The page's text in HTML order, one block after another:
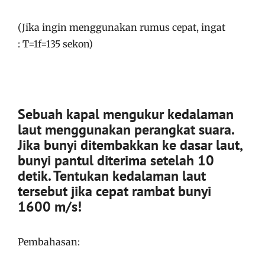
(Jika ingin menggunakan rumus cepat, ingat
: T=1f=135 sekon)
Sebuah kapal mengukur kedalaman
laut menggunakan perangkat suara.
Jika bunyi ditembakkan ke dasar laut,
bunyi pantul diterima setelah 10
detik. Tentukan kedalaman laut
tersebut jika cepat rambat bunyi
1600 m/s!
Pembahasan: